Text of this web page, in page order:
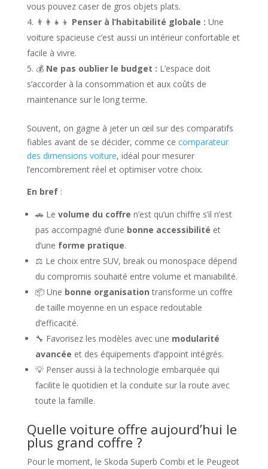
vous pouvez caser de gros objets plats.
👨‍👩‍👧‍👦 Penser à l’habitabilité globale : Une
voiture spacieuse c’est aussi un intérieur confortable et
facile à vivre.
💰 Ne pas oublier le budget : L’espace doit
s’accorder à la consommation et aux coûts de
maintenance sur le long terme.
Souvent, on gagne à jeter un œil sur des comparatifs
fiables avant de se décider, comme ce comparateur
des dimensions voiture, idéal pour mesurer
l’encombrement réel et optimiser votre choix.
En bref:
🚗 Le volume du coffre n’est qu’un chiffre s’il n’est
pas accompagné d’une bonne accessibilité et
d’une forme pratique.
⚖️ Le choix entre SUV, break ou monospace dépend
du compromis souhaité entre volume et maniabilité.
📦 Une bonne organisation transforme un coffre
de taille moyenne en un espace redoutable
d’efficacité.
🔧 Favorisez les modèles avec une modularité
avancée et des équipements d’appoint intégrés.
💡 Penser aussi à la technologie embarquée qui
facilite le quotidien et la conduite sur la route avec
toute la famille.
Quelle voiture offre aujourd’hui le
plus grand coffre ?
Pour le moment, le Skoda Superb Combi et le Peugeot